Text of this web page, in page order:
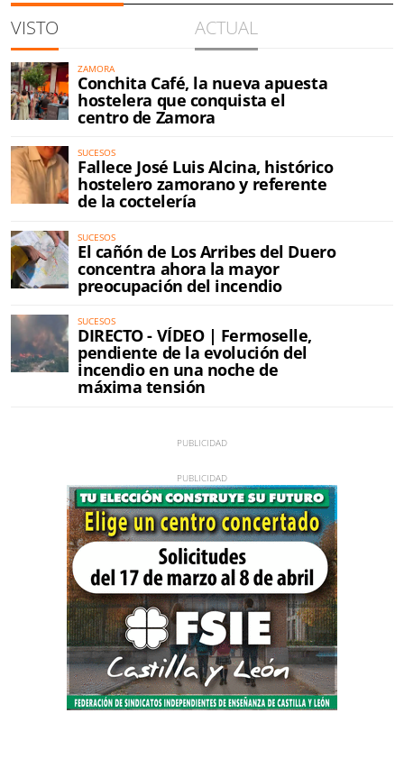
VISTO ACTUAL
ZAMORA
Conchita Café, la nueva apuesta
hostelera que conquista el
centro de Zamora
SUCESOS
Fallece José Luis Alcina, histórico
hostelero zamorano y referente
de la coctelería
SUCESOS
El cañón de Los Arribes del Duero
concentra ahora la mayor
preocupación del incendio
SUCESOS
DIRECTO - VÍDEO | Fermoselle,
pendiente de la evolución del
incendio en una noche de
máxima tensión